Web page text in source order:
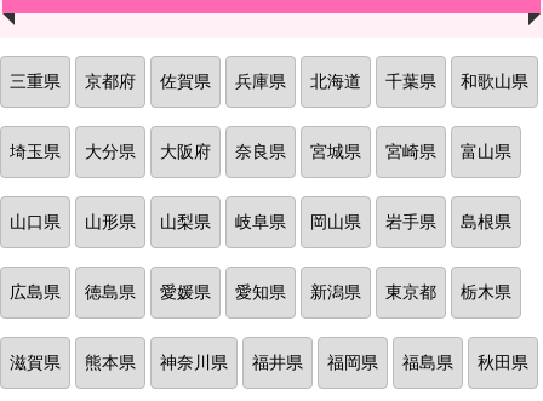
三重県 京都府 佐賀県 兵庫県 北海道 千葉県 和歌山県
埼玉県 大分県 大阪府 奈良県 宮城県 宮崎県 富山県
山口県 山形県 山梨県 岐阜県 岡山県 岩手県 島根県
広島県 徳島県 愛媛県 愛知県 新潟県 東京都 栃木県
滋賀県 熊本県 神奈川県 福井県 福岡県 福島県 秋田県